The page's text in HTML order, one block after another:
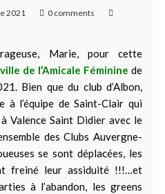
2021
0 comments
Marie, pour cette
de l’Amicale Féminine de
Bien que du club d’Albon,
à l’équipe de Saint-Clair qui
Valence Saint Didier avec le
des Clubs Auvergne-
se sont déplacées, les
freiné leur assiduité !!!…et
à l’abandon, les greens